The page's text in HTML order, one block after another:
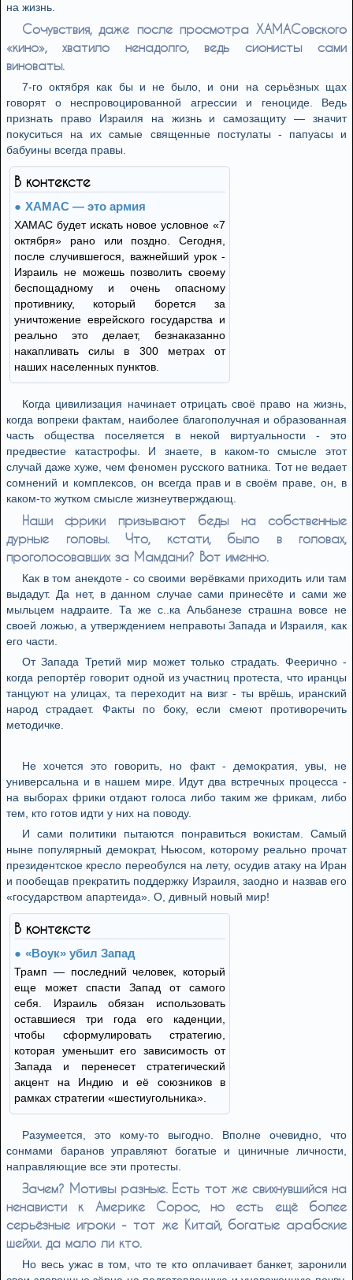
на жизнь.
Сочувствия, даже после просмотра ХАМАСовского
«кино», хватило ненадолго, ведь сионисты сами
виноваты.
7-го октября как бы и не было, и они на серьёзных щах
говорят о неспровоцированной агрессии и геноциде. Ведь
признать право Израиля на жизнь и самозащиту — значит
покуситься на их самые священные постулаты - папуасы и
бабуины всегда правы.
В контексте
ХАМАС — это армия
ХАМАС будет искать новое условное «7
октября» рано или поздно. Сегодня,
после случившегося, важнейший урок -
Израиль не можешь позволить своему
беспощадному и очень опасному
противнику, который борется за
уничтожение еврейского государства и
реально это делает, безнаказанно
накапливать силы в 300 метрах от
наших населенных пунктов.
Когда цивилизация начинает отрицать своё право на жизнь,
когда вопреки фактам, наиболее благополучная и образованная
часть общества поселяется в некой виртуальности - это
предвестие катастрофы. И знаете, в каком-то смысле этот
случай даже хуже, чем феномен русского ватника. Тот не ведает
сомнений и комплексов, он всегда прав и в своём праве, он, в
каком-то жутком смысле жизнеутверждающ.
Наши фрики призывают беды на собственные
дурные головы. Что, кстати, было в головах,
проголосовавших за Мамдани? Вот именно.
Как в том анекдоте - со своими верёвками приходить или там
выдадут. Да нет, в данном случае сами принесёте и сами же
мыльцем надраите. Та же с..ка Альбанезе страшна вовсе не
своей ложью, а утверждением неправоты Запада и Израиля, как
его части.
От Запада Третий мир может только страдать. Феерично -
когда репортёр говорит одной из участниц протеста, что иранцы
танцуют на улицах, та переходит на визг - ты врёшь, иранский
народ страдает. Факты по боку, если смеют противоречить
методичке.
Не хочется это говорить, но факт - демократия, увы, не
универсальна и в нашем мире. Идут два встречных процесса -
на выборах фрики отдают голоса либо таким же фрикам, либо
тем, кто готов идти у них на поводу.
И сами политики пытаются понравиться вокистам. Самый
ныне популярный демократ, Ньюсом, которому реально прочат
президентское кресло переобулся на лету, осудив атаку на Иран
и пообещав прекратить поддержку Израиля, заодно и назвав его
«государством апартеида». О, дивный новый мир!
В контексте
«Воук» убил Запад
​Трамп — последний человек, который
еще может спасти Запад от самого
себя. Израиль обязан использовать
оставшиеся три года его каденции,
чтобы сформулировать стратегию,
которая уменьшит его зависимость от
Запада и перенесет стратегический
акцент на Индию и её союзников в
рамках стратегии «шестиугольника».
Разумеется, это кому-то выгодно. Вполне очевидно, что
сонмами баранов управляют богатые и циничные личности,
направляющие все эти протесты.
Зачем? Мотивы разные. Есть тот же свихнувшийся на
ненависти к Америке Сорос, но есть ещё более
серьёзные игроки - тот же Китай, богатые арабские
шейхи. да мало ли кто.
Но весь ужас в том, что те кто оплачивает банкет, заронили